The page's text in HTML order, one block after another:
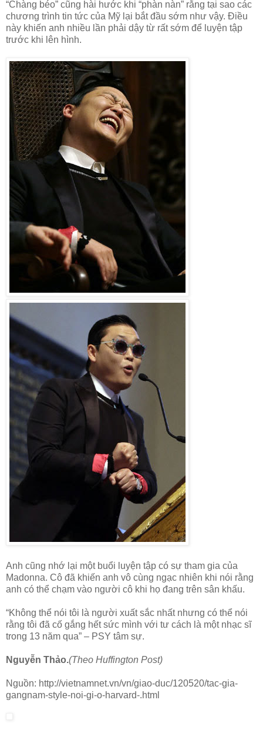
“Chàng béo” cũng hài hước khi “phàn nàn” rằng tại sao các
chương trình tin tức của Mỹ lại bắt đầu sớm như vậy. Điều
này khiến anh nhiều lần phải dậy từ rất sớm để luyện tập
trước khi lên hình.
Anh cũng nhớ lại một buổi luyện tập có sự tham gia của
Madonna. Cô đã khiến anh vô cùng ngạc nhiên khi nói rằng
anh có thể chạm vào người cô khi họ đang trên sân khấu.
“Không thể nói tôi là người xuất sắc nhất nhưng có thể nói
rằng tôi đã cố gắng hết sức mình với tư cách là một nhạc sĩ
trong 13 năm qua” – PSY tâm sự.
Nguyễn Thảo.(Theo Huffington Post)
Nguồn: http://vietnamnet.vn/vn/giao-duc/120520/tac-gia-
gangnam-style-noi-gi-o-harvard-.html